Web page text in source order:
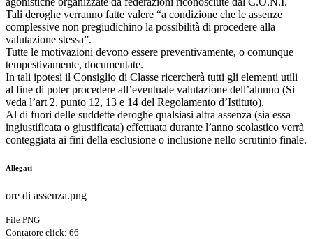
Tali deroghe verranno fatte valere “a condizione che le assenze
complessive non pregiudichino la possibilità di procedere alla
valutazione stessa”.
Tutte le motivazioni devono essere preventivamente, o comunque
tempestivamente, documentate.
In tali ipotesi il Consiglio di Classe ricercherà tutti gli elementi utili
al fine di poter procedere all’eventuale valutazione dell’alunno (Si
veda l’art 2, punto 12, 13 e 14 del Regolamento d’Istituto).
Al di fuori delle suddette deroghe qualsiasi altra assenza (sia essa
ingiustificata o giustificata) effettuata durante l’anno scolastico verrà
conteggiata ai fini della esclusione o inclusione nello scrutinio finale.
Allegati
ore di assenza.png
File PNG
Contatore click: 66